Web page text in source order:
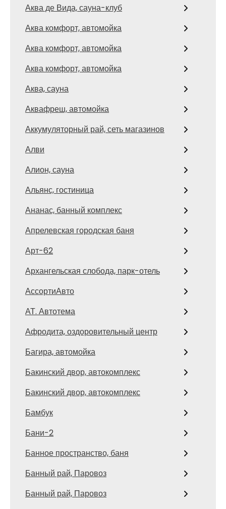
Аква де Вида, сауна-клуб
Аква комфорт, автомойка
Аква комфорт, автомойка
Аква комфорт, автомойка
Аква, сауна
Аквафреш, автомойка
Аккумуляторный рай, сеть магазинов
Алви
Алион, сауна
Альянс, гостиница
Ананас, банный комплекс
Апрелевская городская баня
Арт-62
Архангельская слобода, парк-отель
АссортиАвто
АТ. Автотема
Афродита, оздоровительный центр
Багира, автомойка
Бакинский двор, автокомплекс
Бакинский двор, автокомплекс
Бамбук
Бани-2
Банное пространство, баня
Банный рай, Паровоз
Банный рай, Паровоз